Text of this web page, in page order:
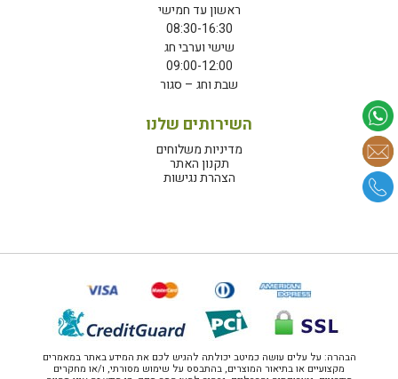
ראשון עד חמישי
08:30-16:30
שישי וערבי חג
09:00-12:00
שבת וחג – סגור
השירותים שלנו
מדיניות משלוחים
תקנון האתר
הצהרת נגישות
הבהרה: על עלים עושה כמיטב יכולתה להגיש לכם את המידע באתר במאמרים
מקצועיים או בתיאור המוצרים, בהתבסס על שימוש מסורתי, ו/או מחקרים